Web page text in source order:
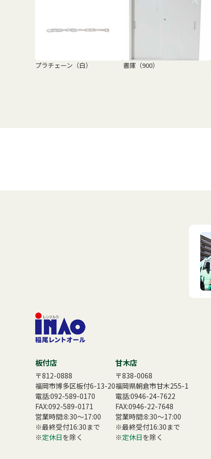
プラチェーン（白） 書庫（900）
板付店
〒812-0888
福岡市博多区板付6-13-20
電話:092-589-0170
FAX:092-589-0171
営業時間:8:30〜17:00
※最終受付16:30まで
※定休日を除く
甘木店
〒838-0068
福岡県朝倉市甘木255-1
電話:0946-24-7622
FAX:0946-22-7648
営業時間:8:30〜17:00
※最終受付16:30まで
※定休日を除く